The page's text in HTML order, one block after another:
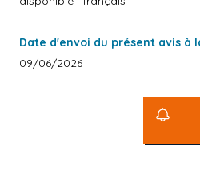
Date d'envoi du présent avis à
09/06/2026